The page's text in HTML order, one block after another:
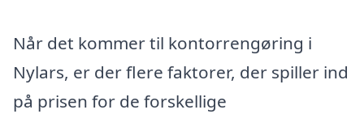
Når det kommer til kontorrengøring i
Nylars, er der flere faktorer, der spiller ind
på prisen for de forskellige